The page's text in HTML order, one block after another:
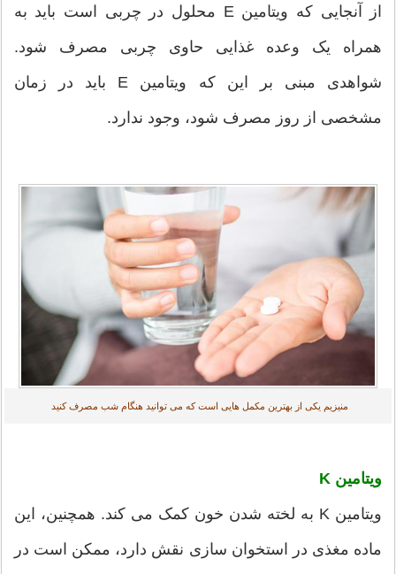
از آنجایی که ویتامین E محلول در چربی است باید به
همراه یک وعده غذایی حاوی چربی مصرف شود.
شواهدی مبنی بر این که ویتامین E باید در زمان
مشخصی از روز مصرف شود، وجود ندارد.
منیزیم یکی از بهترین مکمل هایی است که می توانید هنگام شب مصرف کنید
ویتامین K
ویتامین K به لخته شدن خون کمک می کند. همچنین، این
ماده مغذی در استخوان سازی نقش دارد، ممکن است در